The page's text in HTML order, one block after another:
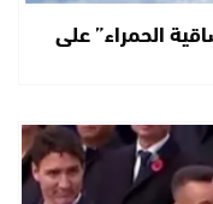
الحمراء” على